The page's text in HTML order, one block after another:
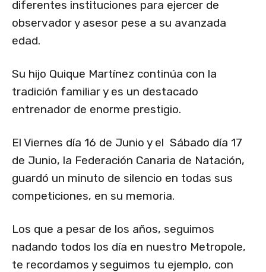
diferentes instituciones para ejercer de
observador y asesor pese a su avanzada
edad.
Su hijo Quique Martínez continúa con la
tradición familiar y es un destacado
entrenador de enorme prestigio.
El Viernes día 16 de Junio y el Sábado día 17
de Junio, la Federación Canaria de Natación,
guardó​ un minuto de silencio en todas sus
competiciones, en su memoria.
Los que a pesar de los años, seguimos
nadando todos los día en nuestro Metropole,
te recordamos​ y seguimos tu ejemplo, con